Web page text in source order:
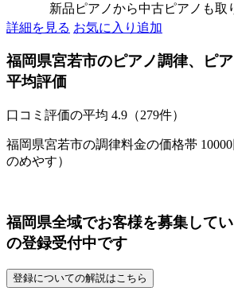
新品ピアノから中古ピアノも取
詳細を見る お気に入り追加
福岡県宮若市のピアノ調律、ピ
平均評価
口コミ評価の平均 4.9（279件）
福岡県宮若市の調律料金の価格帯
のめやす）
福岡県全域でお客様を募集して
の登録受付中です
登録についての解説はこちら